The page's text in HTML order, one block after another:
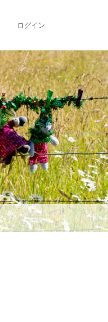
ログイン